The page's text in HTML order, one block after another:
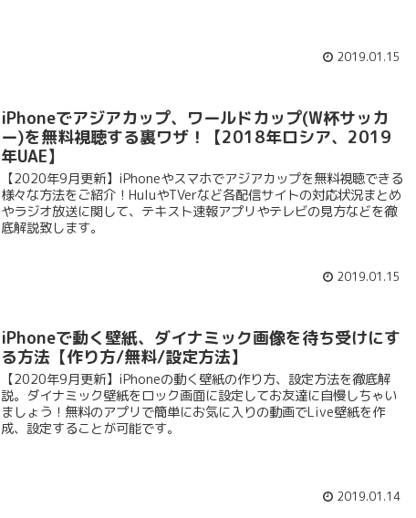
2019.01.15
iPhoneでアジアカップ、ワールドカップ(W杯サッカ
ー)を無料視聴する裏ワザ！【2018年ロシア、2019
年UAE】
【2020年9月更新】iPhoneやスマホでアジアカップを無料視聴できる
様々な方法をご紹介！HuluやTVerなど各配信サイトの対応状況まとめ
やラジオ放送に関して、テキスト速報アプリやテレビの見方などを徹
底解説致します。
2019.01.15
iPhoneで動く壁紙、ダイナミック画像を待ち受けにす
る方法【作り方/無料/設定方法】
【2020年9月更新】iPhoneの動く壁紙の作り方、設定方法を徹底解
説。ダイナミック壁紙をロック画面に設定してお友達に自慢しちゃい
ましょう！無料のアプリで簡単にお気に入りの動画でLive壁紙を作
成、設定することが可能です。
2019.01.14